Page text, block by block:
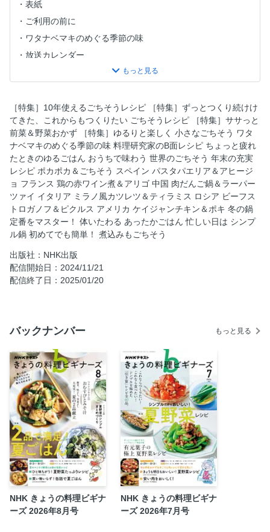
表紙
ご利用の前に
ワタナベマキのめぐる季節の味
放送カレンダー
［特集］ずっとつくり続けけてきた、これからもつくりたい
ごちそうレシピ
［特集］ササっと前菜＆野菜おかず
［特集］ゆるりと楽しく 小さなごちそう
料理研究家のB面レシピ ちょっと疲れたときのゆるごはん
NHKプラスをはじめてみませんか？
おうちで味わう 世界のごちそう／年末の充実レシピ ポカポ
カ＆ごちそう
スペイン パスタパエリア＆アヒージョ
フランス 鶏の赤ワイン煮＆アリゴ
中国 肉だんご鍋＆ラーパーツァイ
イタリア ミラノ風カツレツ＆ティラミス
冬の鍋 定番をマスター！
体いたわる あったかごはん
忙しい日は シンプル鍋
初めてでも簡単！ 煮込みもごちそう
和風鍋で おもてなし
寒い日は ピリ辛鍋
これがパエリアの「コツ」！
NHK出版の料理本
年末・年始は手づくり焼き菓子でコーヒータイム
今井真実のある日のごはん
買えないおいしさ！ すてきなおやつ
［特集］10年使えるごちそうレシピ ［特集］ずっとつくり続けけ
てきた、これからもつくりたい ごちそうレシピ ［特集］ササっと
前菜＆野菜おかず ［特集］ゆるりと楽しく 小さなごちそう ワタ
ナベマキのめぐる季節の味 料理研究家のB面レシピ ちょっと疲れ
たときのゆるごはん おうちで味わう 世界のごちそう 年末の充実
レシピ ポカポカ＆ごちそう スペイン パスタパエリア＆アヒージ
ョ フランス 鶏の赤ワイン煮＆アリゴ 中国 肉だんご鍋＆ラーパー
ツァイ イタリア ミラノ風カツレツ＆ティラミス ロシア ビーフス
トロガノフ＆ピクルス アメリカ ケイジャンチキン＆ポキ 冬の鍋
定番をマスター！ 体いたわる あったかごはん 忙しい日は シンプ
ル鍋 初めてでも簡単！ 煮込みもごちそう
出版社：NHK出版
配信開始日：2024/11/21
配信終了日：2025/01/20
バックナンバー もっと見る
NHK きょうの料理ビギナ
ーズ 2026年8月号
NHK きょうの料理ビギナ
ーズ 2026年7月号